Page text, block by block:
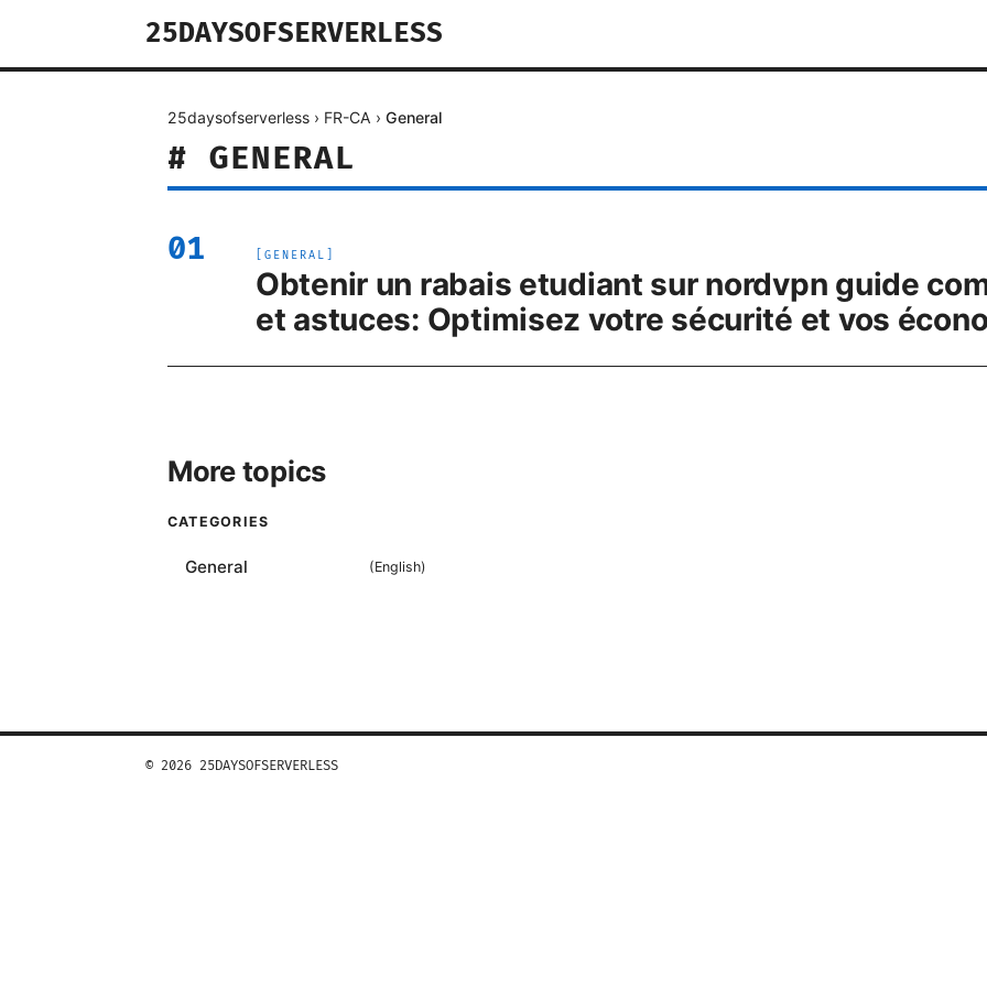
25DAYSOFSERVERLESS
25daysofserverless › FR-CA › General
# GENERAL
01 GENERAL
Obtenir un rabais etudiant sur nordvpn guide
et astuces: Optimisez votre sécurité et vos
More topics
CATEGORIES
General (English)
© 2026 25DAYSOFSERVERLESS